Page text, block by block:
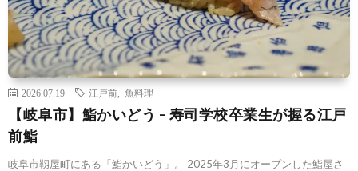
2026.07.19 江戸前 魚料理
【岐阜市】鮨かいどう – 寿司学校卒業生が握る江戸
前鮨
岐阜市靱屋町にある「鮨かいどう」。 2025年3月にオープンした鮨屋さ